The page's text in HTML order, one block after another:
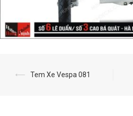
Post
⟵ Tem Xe Vespa 081